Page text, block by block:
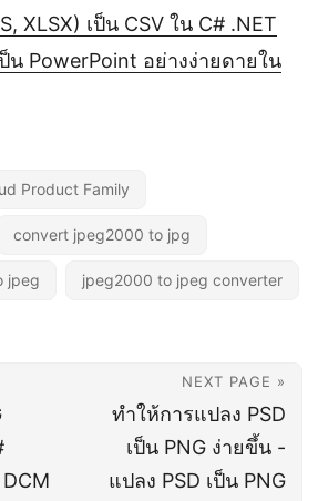
XLSX) เป็น CSV ใน C# .NET
น PowerPoint อย่างง่ายดายใน
Product Family
convert jpeg2000 to jpg
jpeg jpeg2000 to jpeg converter
NEXT PAGE »
ทำให้การแปลง PSD
เป็น PNG ง่ายขึ้น -
แปลง PSD เป็น PNG